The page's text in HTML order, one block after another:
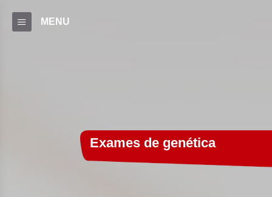
MENU
Exames de genética